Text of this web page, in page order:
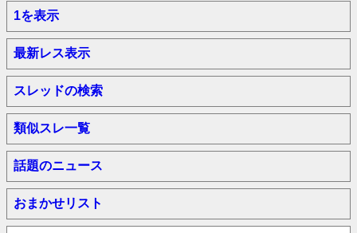
1を表示
最新レス表示
スレッドの検索
類似スレ一覧
話題のニュース
おまかせリスト